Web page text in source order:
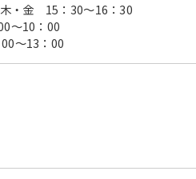
・金 15：30〜16：30
～10：00
～13：00